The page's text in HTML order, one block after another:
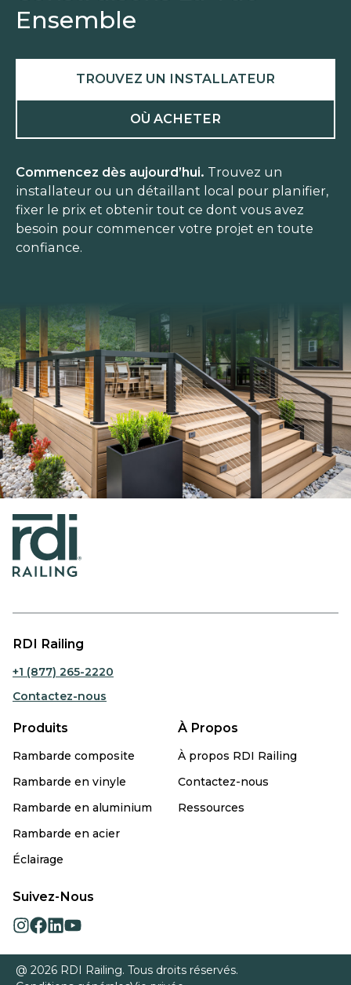
Ensemble
TROUVEZ UN INSTALLATEUR
OÙ ACHETER
Commencez dès aujourd’hui. Trouvez un
installateur ou un détaillant local pour planifier,
fixer le prix et obtenir tout ce dont vous avez
besoin pour commencer votre projet en toute
confiance.
RDI Railing
+1 (877) 265-2220
Contactez-nous
Produits
Rambarde composite
Rambarde en vinyle
Rambarde en aluminium
Rambarde en acier
Éclairage
À Propos
À propos RDI Railing
Contactez-nous
Ressources
Suivez-Nous
opens
a
new
opens
a
new
opens
a
new
opens
a
new
@ 2026 RDI Railing. Tous droits réservés.